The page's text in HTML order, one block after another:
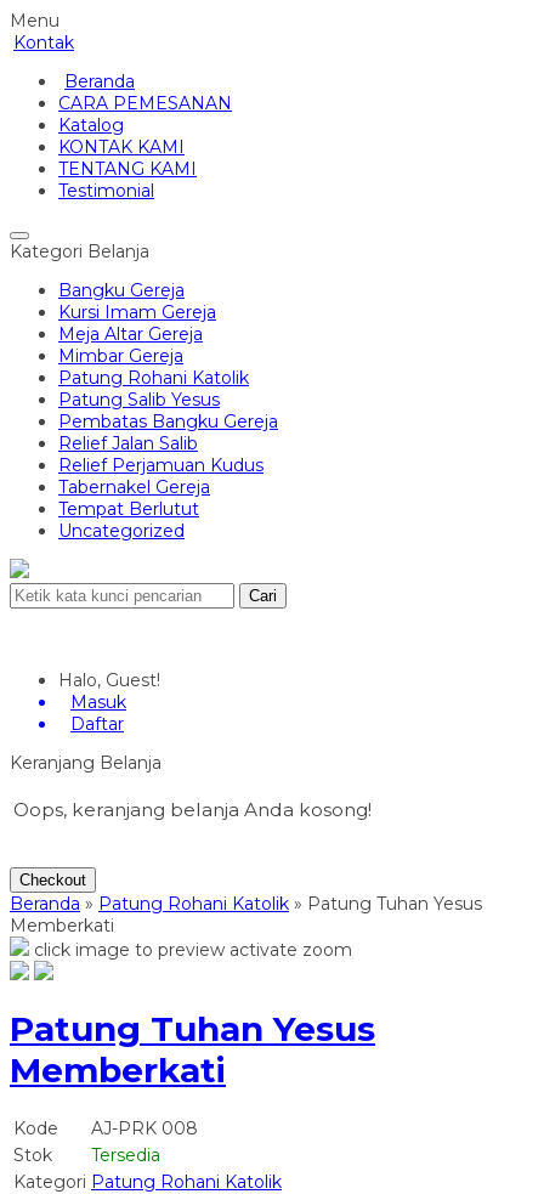
Menu
Kontak
Beranda
CARA PEMESANAN
Katalog
KONTAK KAMI
TENTANG KAMI
Testimonial
Kategori Belanja
Bangku Gereja
Kursi Imam Gereja
Meja Altar Gereja
Mimbar Gereja
Patung Rohani Katolik
Patung Salib Yesus
Pembatas Bangku Gereja
Relief Jalan Salib
Relief Perjamuan Kudus
Tabernakel Gereja
Tempat Berlutut
Uncategorized
Cari
Halo, Guest!
Masuk
Daftar
Keranjang Belanja
Oops, keranjang belanja Anda kosong!
Checkout
Beranda » Patung Rohani Katolik » Patung Tuhan Yesus
Memberkati
click image to preview activate zoom
Patung Tuhan Yesus
Memberkati
Kode
AJ-PRK 008
Stok
Tersedia
Kategori Patung Rohani Katolik